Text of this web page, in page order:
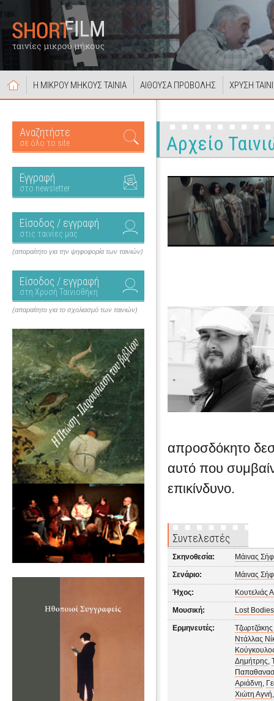
Η ΜΙΚΡΟΥ ΜΗΚΟΥΣ ΤΑΙΝΙΑ ΑΙΘΟΥΣΑ ΠΡΟΒΟΛΗΣ ΧΡΥΣΗ
Αναζητήστε
σε όλο το site
Εγγραφή
στο newsletter
Είσοδος / εγγραφή
στις ταινίες μας
(απαραίτητο για την ψηφοφορία των ταινιών)
Είσοδος / εγγραφή
στη Χρυσή Ταινιοθήκη
(απαραίτητο για το σχολιασμό των ταινιών)
Αρχείο
απροσδόκητο
αυτό που
επικίνδυνο.
Συντελεστές
Σκηνοθεσία: Μάινας
Σενάριο: Μάινας
Ήχος: Κουτελιάς
Μουσική: Lost Bodies
Ερμηνευτές:
Ντάλλας
Δημήτρης,
Αριάδνη,
Χιώτη Αγνή